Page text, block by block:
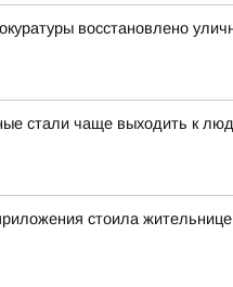
восстановлено
стали чаще выходить к
стоила